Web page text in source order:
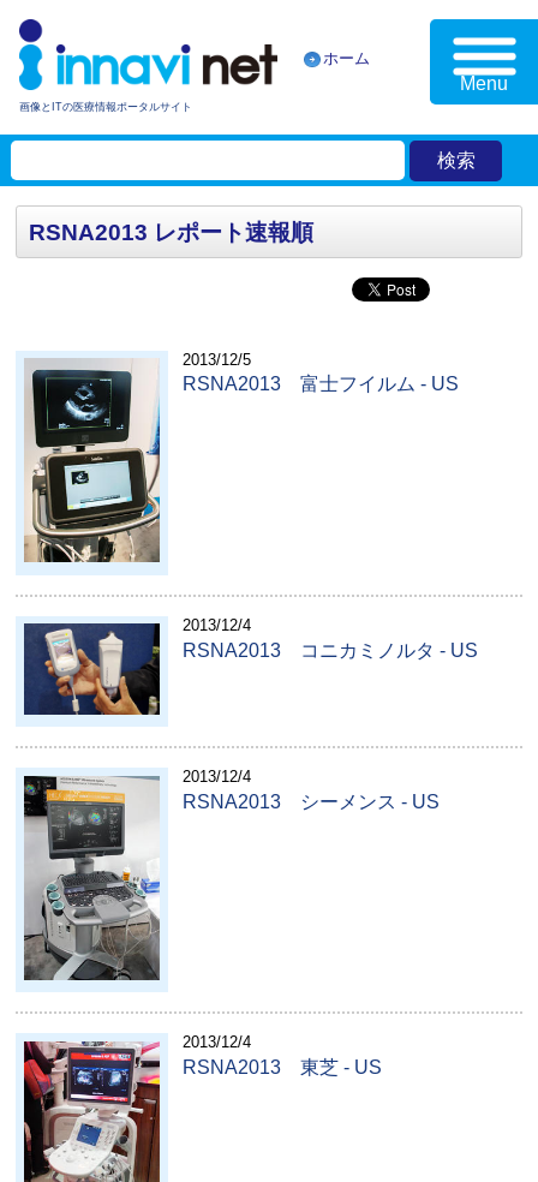
画像とITの医療情報ポータルサイト
ホーム
Menu
RSNA2013 レポート速報順
2013/12/5
RSNA2013 富士フイルム - US
2013/12/4
RSNA2013 コニカミノルタ - US
2013/12/4
RSNA2013 シーメンス - US
2013/12/4
RSNA2013 東芝 - US